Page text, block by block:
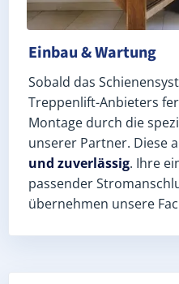
Einbau & Wartung
Sobald das
Treppenlift-Anbieters
Montage durch die
unserer Partner. Diese
und zuverlässig. Ihre
passender
übernehmen unsere